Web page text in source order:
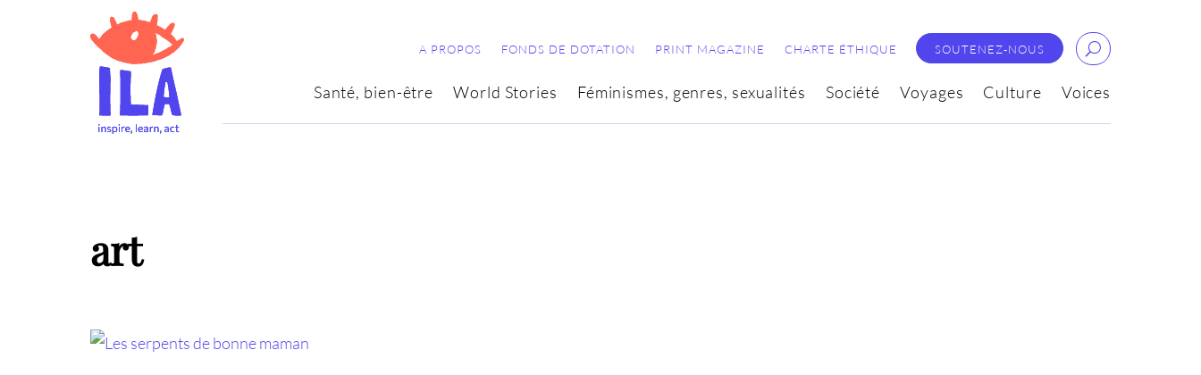
A PROPOS FONDS DE DOTATION PRINT MAGAZINE CHARTE ÉTHIQUE SOUTENEZ-NOUS
Santé, bien-être World Stories Féminismes, genres, sexualités Société Voyages Culture Voices
art